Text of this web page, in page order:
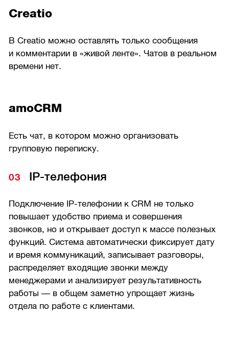
Creatio
В Creatio можно оставлять только сообщения
и комментарии в «живой ленте». Чатов в реальном
времени нет.
amoCRM
Есть чат, в котором можно организовать
групповую переписку.
IP-телефония
Подключение IP-телефонии к CRM не только
повышает удобство приема и совершения
звонков, но и открывает доступ к массе полезных
функций. Система автоматически фиксирует дату
и время коммуникаций, записывает разговоры,
распределяет входящие звонки между
менеджерами и анализирует результативность
работы — в общем заметно упрощает жизнь
отдела по работе с клиентами.